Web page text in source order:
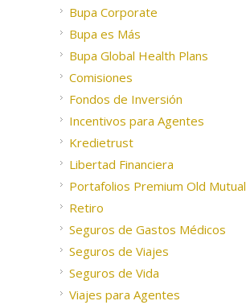
Bupa Corporate
Bupa es Más
Bupa Global Health Plans
Comisiones
Fondos de Inversión
Incentivos para Agentes
Kredietrust
Libertad Financiera
Portafolios Premium Old Mutual
Retiro
Seguros de Gastos Médicos
Seguros de Viajes
Seguros de Vida
Viajes para Agentes